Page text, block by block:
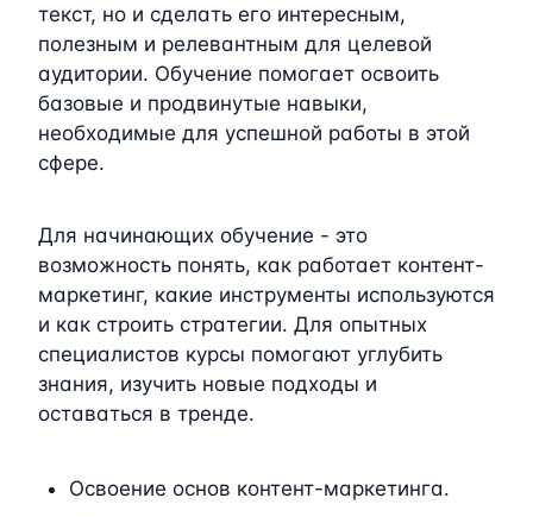
текст, но и сделать его интересным,
полезным и релевантным для целевой
аудитории. Обучение помогает освоить
базовые и продвинутые навыки,
необходимые для успешной работы в этой
сфере.
Для начинающих обучение - это
возможность понять, как работает контент-
маркетинг, какие инструменты используются
и как строить стратегии. Для опытных
специалистов курсы помогают углубить
знания, изучить новые подходы и
оставаться в тренде.
Освоение основ контент-маркетинга.